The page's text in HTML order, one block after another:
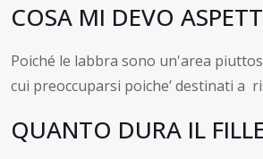
COSA MI DEVO
Poiché le labbra sono un'area
cui preoccuparsi poiche’ destinati a
QUANTO DURA IL